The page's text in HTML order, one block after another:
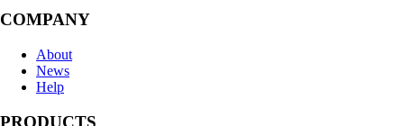
COMPANY
About
News
Help
PRODUCTS